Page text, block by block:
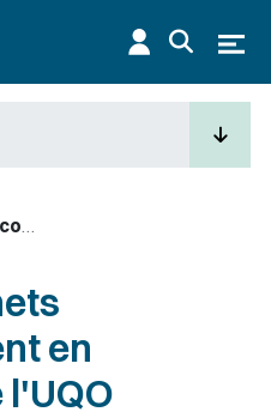
Trier ses déchets écologiquement en résidences de l'UQO
en